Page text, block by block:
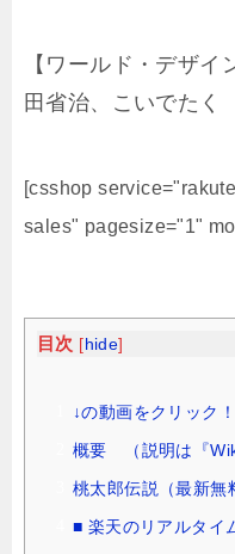
【ワールド・デザ
田省治、こいでたく
[csshop
sales" pagesize="1"
目次 [ hide]
↓の動画をクリック
概要 （説明は『
桃太郎伝説（最新無
■ 楽天のリアルタイ